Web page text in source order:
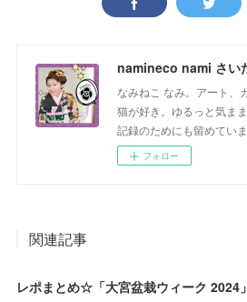
namineco nami さい
なみねこ なみ。アート、
猫が好き。ゆるっと気ま
記録のためにも留めていま
フォロー
関連記事